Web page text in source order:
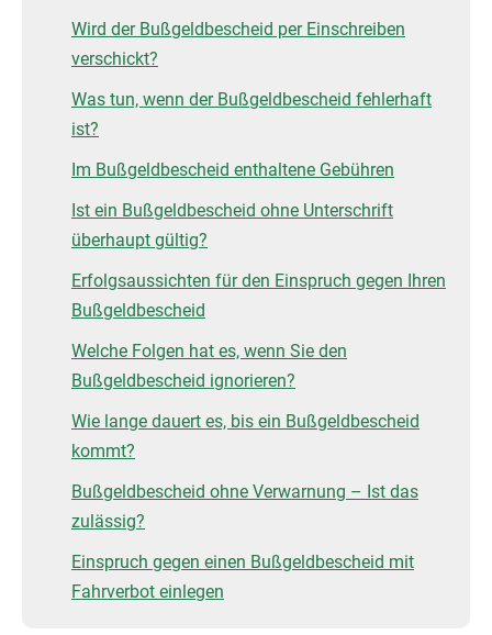
Wird der Bußgeldbescheid per Einschreiben
verschickt?
Was tun, wenn der Bußgeldbescheid fehlerhaft
ist?
Im Bußgeldbescheid enthaltene Gebühren
Ist ein Bußgeldbescheid ohne Unterschrift
überhaupt gültig?
Erfolgsaussichten für den Einspruch gegen Ihren
Bußgeldbescheid
Welche Folgen hat es, wenn Sie den
Bußgeldbescheid ignorieren?
Wie lange dauert es, bis ein Bußgeldbescheid
kommt?
Bußgeldbescheid ohne Verwarnung – Ist das
zulässig?
Einspruch gegen einen Bußgeldbescheid mit
Fahrverbot einlegen